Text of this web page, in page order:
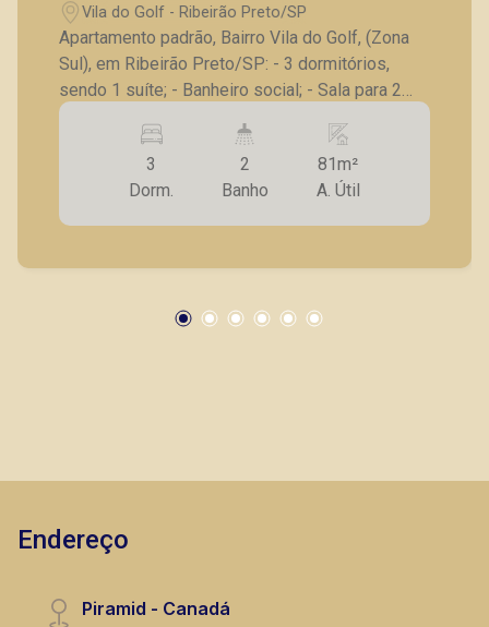
Vila do Golf - Ribeirão Preto/SP
Apartamento padrão, Bairro Vila do Golf, (Zona
Sul), em Ribeirão Preto/SP: - 3 dormitórios,
sendo 1 suíte; - Banheiro social; - Sala para 2
ambientes; - Cozinha planejada; - Lavanderia; -
Varanda gourmet com churrasqueira; - 2 vagas
de garagem. A Piramid tem como objetivo
atender seus clientes com agilidade e
segurança, em locação, vendas de imóveis
lançamentos da cidade de Ribeirão Preto.
3
Dorm.
2
Banho
81m²
A. Útil
Endereço
Piramid - Canadá